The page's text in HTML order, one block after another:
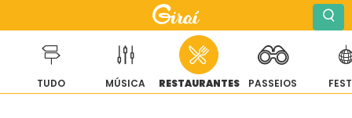
TUDO MÚSICA RESTAURANTES PASSEIOS